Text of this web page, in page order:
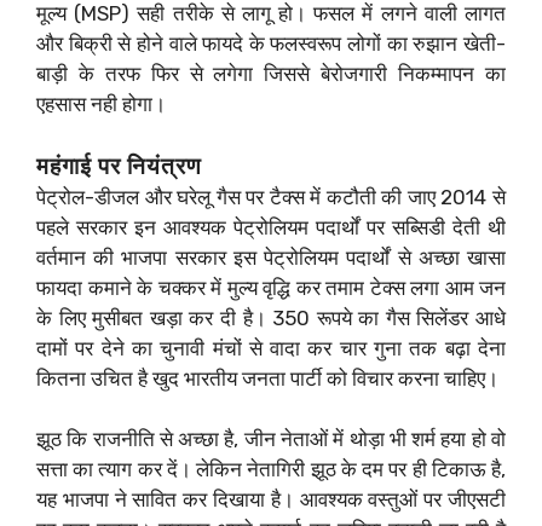
मूल्य (MSP) सही तरीके से लागू हो। फसल में लगने वाली लागत
और बिक्री से होने वाले फायदे के फलस्वरूप लोगों का रुझान खेती-
बाड़ी के तरफ फिर से लगेगा जिससे बेरोजगारी निकम्मापन का
एहसास नही होगा।
महंगाई पर नियंत्रण
पेट्रोल-डीजल और घरेलू गैस पर टैक्स में कटौती की जाए 2014 से
पहले सरकार इन आवश्यक पेट्रोलियम पदार्थों पर सब्सिडी देती थी
वर्तमान की भाजपा सरकार इस पेट्रोलियम पदार्थों से अच्छा खासा
फायदा कमाने के चक्कर में मुल्य वृद्धि कर तमाम टेक्स लगा आम जन
के लिए मुसीबत खड़ा कर दी है। 350 रूपये का गैस सिलेंडर आधे
दामों पर देने का चुनावी मंचों से वादा कर चार गुना तक बढ़ा देना
कितना उचित है खुद भारतीय जनता पार्टी को विचार करना चाहिए।
झूठ कि राजनीति से अच्छा है, जीन नेताओं में थोड़ा भी शर्म हया हो वो
सत्ता का त्याग कर दें। लेकिन नेतागिरी झूठ के दम पर ही टिकाऊ है,
यह भाजपा ने सावित कर दिखाया है। आवश्यक वस्तुओं पर जीएसटी